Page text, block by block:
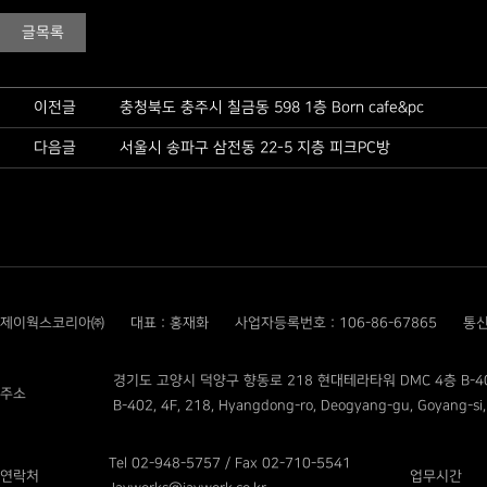
글목록
이전글 충청북도 충주시 칠금동 598 1층 Born cafe&pc
다음글 서울시 송파구 삼전동 22-5 지층 피크PC방
제이웍스코리아㈜ 대표 : 홍재화 사업자등록번호 : 106-86-67865 통
주소
경기도 고양시 덕양구 향동로 218 현대테라타워 DMC 4층 B-
B-402, 4F, 218, Hyangdong-ro, Deogyang-gu, Goyang-
연락처
Tel 02-948-5757 / Fax 02-710-5541
업무시간